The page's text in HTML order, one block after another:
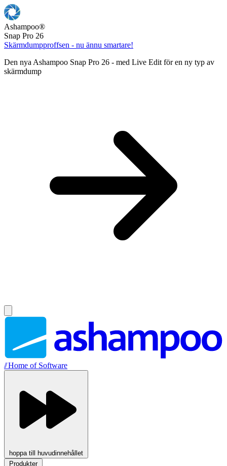
Ashampoo®
Snap Pro 26
Skärmdumpproffsen - nu ännu smartare!
Den nya Ashampoo Snap Pro 26 - med Live Edit för en ny typ av
skärmdump
//Home of Software
hoppa till huvudinnehållet
Produkter